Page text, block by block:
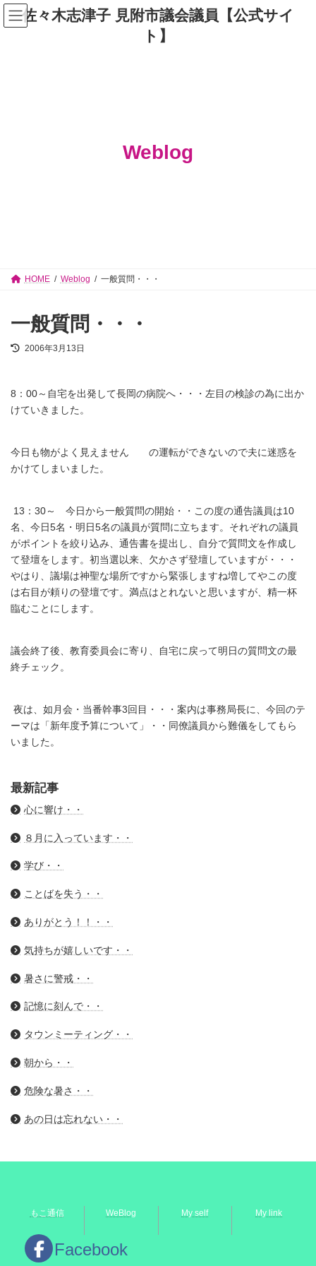
コ
ン
テ
ナ
ビ
ゲ
佐々木志津子 見附市議会議員【公式サイ
ト】
Weblog
HOME Weblog 一般質問・・・
一般質問・・・
最
日
時
2006年3月13日
8：00～自宅を出発して長岡の病院へ・・・左目の検診の為に出か
けていきました。
今日も物がよく見えません の運転ができないので夫に迷惑を
かけてしまいました。
13：30～ 今日から一般質問の開始・・この度の通告議員は10
名、今日5名・明日5名の議員が質問に立ちます。それぞれの議員
がポイントを絞り込み、通告書を提出し、自分で質問文を作成し
て登壇をします。初当選以来、欠かさず登壇していますが・・・
やはり、議場は神聖な場所ですから緊張しますね増してやこの度
は右目が頼りの登壇です。満点はとれないと思いますが、精一杯
臨むことにします。
議会終了後、教育委員会に寄り、自宅に戻って明日の質問文の最
終チェック。
夜は、如月会・当番幹事3回目・・・案内は事務局長に、今回のテ
ーマは「新年度予算について」・・同僚議員から難儀をしてもら
いました。
最新記事
心に響け・・
８月に入っています・・
学び・・
ことばを失う・・
ありがとう！！・・
気持ちが嬉しいです・・
暑さに警戒・・
記憶に刻んで・・
タウンミーティング・・
朝から・・
危険な暑さ・・
あの日は忘れない・・
もこ通信 WeBlog My self My link
Facebook